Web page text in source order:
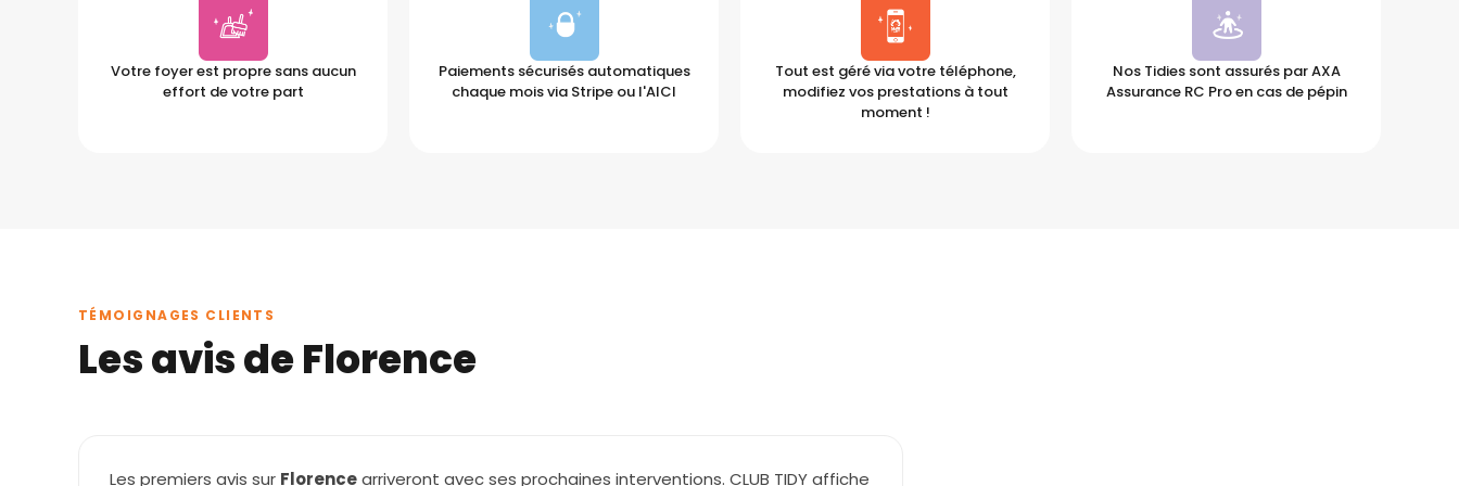
Votre foyer est propre sans aucun
effort de votre part
Paiements sécurisés automatiques
chaque mois via Stripe ou l'AICI
Tout est géré via votre téléphone,
modifiez vos prestations à tout
moment !
Nos Tidies sont assurés par AXA
Assurance RC Pro en cas de pépin
TÉMOIGNAGES CLIENTS
Les avis de Florence
Les premiers avis sur Florencearriveront avec ses prochaines interventions. CLUB TIDY affiche